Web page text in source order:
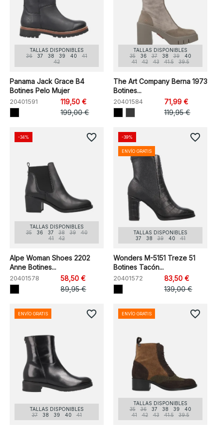
TALLAS DISPONIBLES
36
37 38 39 40
41
42
Panama Jack Grace B4
Botines Pelo Mujer
20401591
119,50 €
199,00 €
TALLAS DISPONIBLES
35
36 37 38 39
40
41
42 43 41.5 39.5
The Art Company Berna 1973
Botines...
20401584
71,99 €
119,95 €
TALLAS DISPONIBLES
35
36 37 38 39
40
41
42
Alpe Woman Shoes 2202
Anne Botines...
20401578
58,50 €
89,95 €
-34% favorite_border
TALLAS DISPONIBLES
37
38 39 40 41
Wonders M-5151 Treze 51
Botines Tacón...
20401572
83,50 €
139,00 €
-39%
ENVÍO GRATIS
favorite_border
TALLAS DISPONIBLES
37
38 39 40 41
ENVÍO GRATIS favorite_border
TALLAS DISPONIBLES
35
36 37 38 39
40
41
42 43 41.5 39.5
ENVÍO GRATIS favorite_border